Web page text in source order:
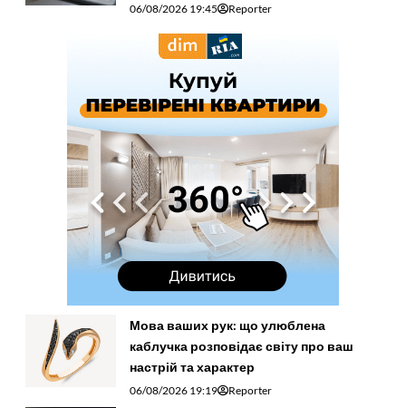
06/08/2026 19:45 Reporter
Мова ваших рук: що улюблена
каблучка розповідає світу про ваш
настрій та характер
06/08/2026 19:19 Reporter